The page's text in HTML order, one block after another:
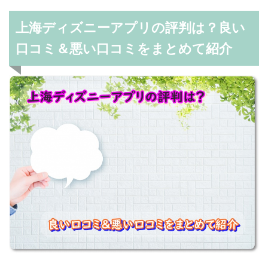
上海ディズニーアプリの評判は？良い
口コミ＆悪い口コミをまとめて紹介